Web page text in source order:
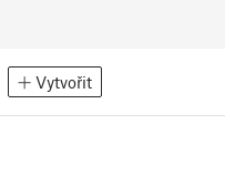
Vytvořit